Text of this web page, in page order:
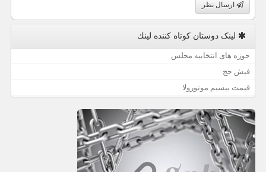
ارسال نظر
لینک دوستان كوتاه كننده لینك
حوزه های انتخابیه مجلس
فیش حج
قیمت بیسیم موتورولا